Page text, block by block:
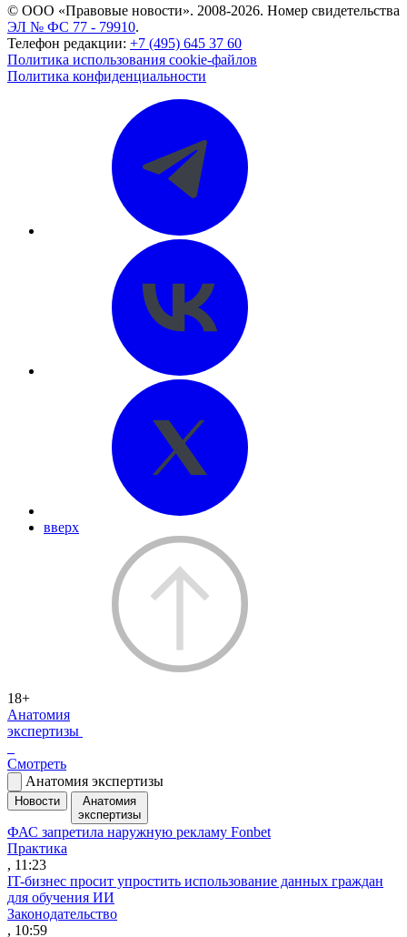
© ООО «Правовые новости». 2008-2026. Номер свидетельства
ЭЛ № ФС 77 - 79910.
Телефон редакции: +7 (495) 645 37 60
Политика использования cookie-файлов
Политика конфиденциальности
вверх
18+
Анатомия
экспертизы
Смотреть
Анатомия экспертизы
Новости
Анатомия
экспертизы
ФАС запретила наружную рекламу Fonbet
Практика
, 11:23
IT-бизнес просит упростить использование данных граждан
для обучения ИИ
Законодательство
, 10:59